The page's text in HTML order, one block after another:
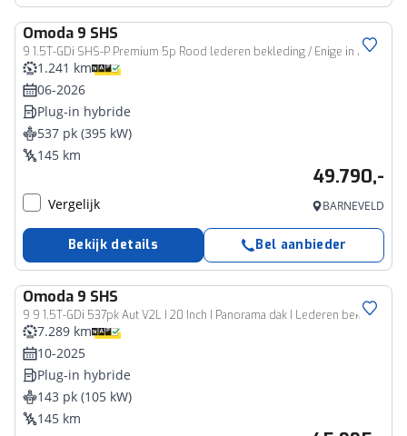
Omoda 9 SHS
9 1.5T-GDi SHS-P Premium 5p Rood lederen bekleding / Enige in Nederland!
1.241 km
06-2026
Plug-in hybride
537 pk (395 kW)
145 km
49.790,-
Vergelijk BARNEVELD
Bekijk details Bel aanbieder
Omoda 9 SHS
9 9 1.5T-GDi 537pk Aut V2L I 20 Inch I Panorama dak I Lederen bekleding I Apple Carplay I 540 HD Surround view camera
7.289 km
10-2025
Plug-in hybride
143 pk (105 kW)
145 km